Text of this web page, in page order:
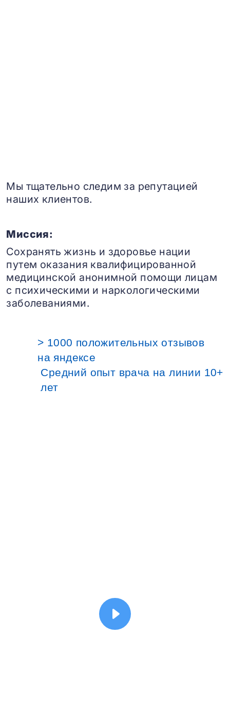
Мы тщательно следим за репутацией
наших клиентов.
Миссия:
Сохранять жизнь и здоровье нации
путем оказания квалифицированной
медицинской анонимной помощи лицам
с психическими и наркологическими
заболеваниями.
> 1000 положительных отзывов
на яндексе
Средний опыт врача на линии 10+
лет